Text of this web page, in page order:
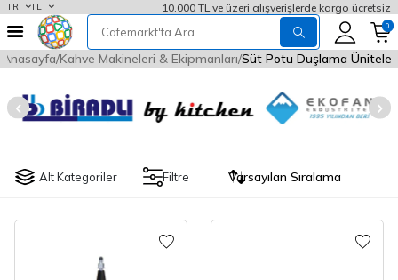
TR TL 10.000 TL ve üzeri alışverişlerde kargo ücretsiz
0
Anasayfa Kahve Makineleri & Ekipmanları Süt Potu Duşlama Üniteleri
Alt Kategoriler Filtre